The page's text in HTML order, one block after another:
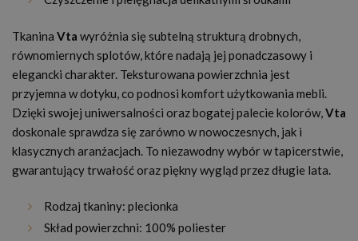
Tkanina Vta wyróżnia się subtelną strukturą drobnych,
równomiernych splotów, które nadają jej ponadczasowy i
elegancki charakter. Teksturowana powierzchnia jest
przyjemna w dotyku, co podnosi komfort użytkowania mebli.
Dzięki swojej uniwersalności oraz bogatej palecie kolorów,Vta
doskonale sprawdza się zarówno w nowoczesnych, jak i
klasycznych aranżacjach. To niezawodny wybór w tapicerstwie,
gwarantujący trwałość oraz piękny wygląd przez długie lata.
Rodzaj tkaniny: plecionka
Skład powierzchni: 100% poliester